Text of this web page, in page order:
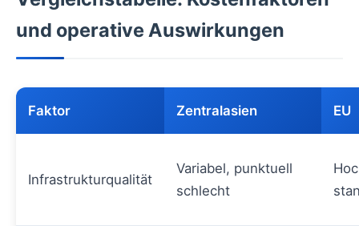
und operative Auswirkungen
Faktor Zentralasien EU
Infrastrukturqualität
Variabel, punktuell
schlecht